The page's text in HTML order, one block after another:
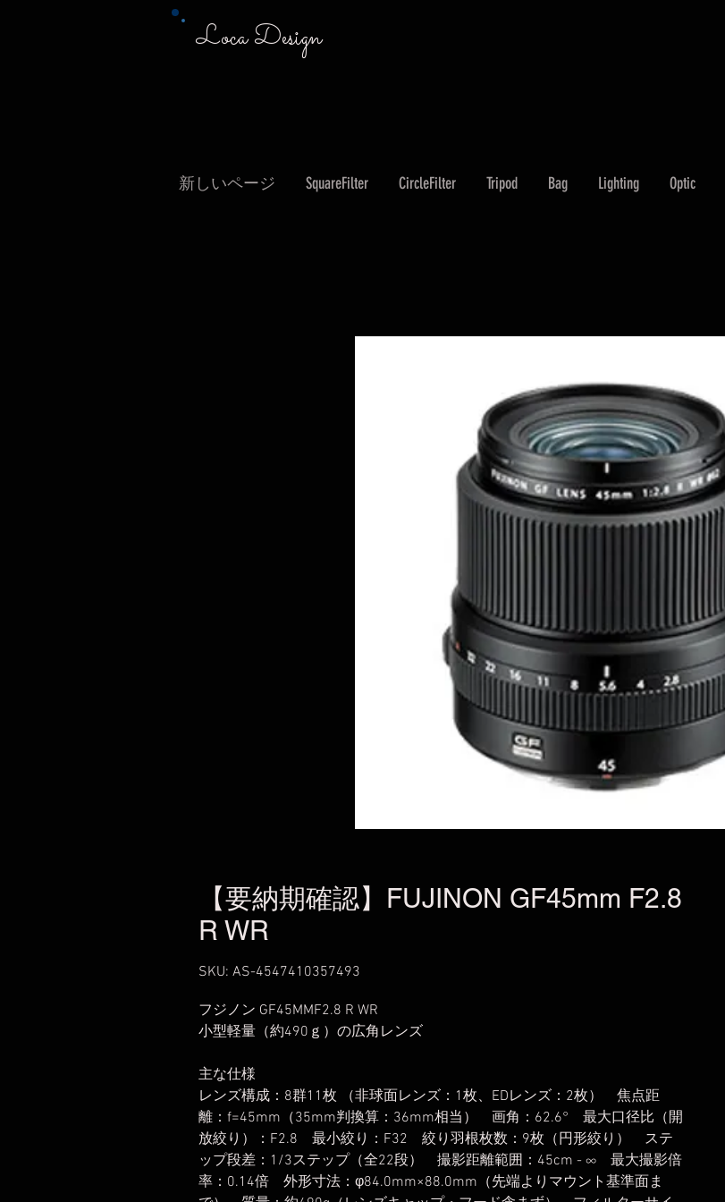
Loca Design
新しいページ SquareFilter CircleFilter Tripod Bag Lighting Optic
【要納期確認】FUJINON GF45mm F2.8
R WR
SKU: AS-4547410357493
フジノン GF45MMF2.8 R WR
小型軽量（約490ｇ）の広角レンズ
主な仕様
レンズ構成：8群11枚 （非球面レンズ：1枚、EDレンズ：2枚） 焦点距
離：f=45mm（35mm判換算：36mm相当） 画角：62.6° 最大口径比（開
放絞り）：F2.8 最小絞り：F32 絞り羽根枚数：9枚（円形絞り） ステ
ップ段差：1/3ステップ（全22段） 撮影距離範囲：45cm - ∞ 最大撮影倍
率：0.14倍 外形寸法：φ84.0mm×88.0mm（先端よりマウント基準面ま